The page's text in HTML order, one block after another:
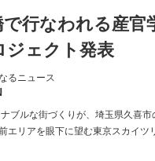
行なわれる産官
ジェクト発表
るニュース
ブルな街づくりが、埼玉県久喜
エリアを眼下に望む東京スカイツ